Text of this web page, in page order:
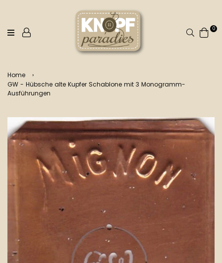
Suchen
0
Home
›
GW - Hübsche alte Kupfer Schablone mit 3 Monogramm-
Ausführungen